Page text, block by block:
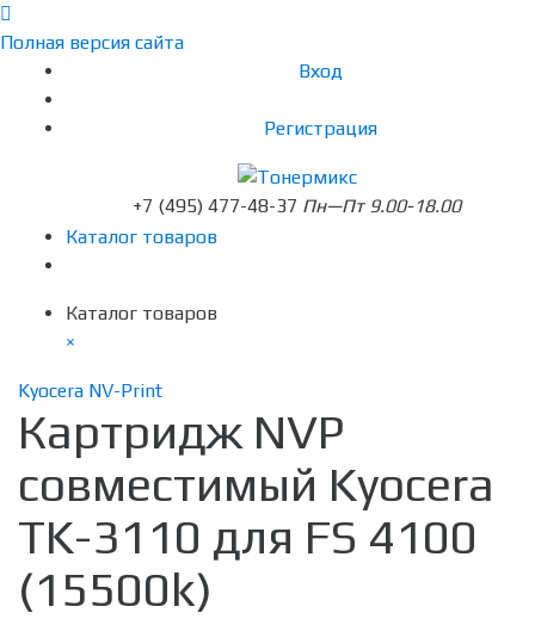
Полная версия сайта
Вход
Регистрация
+7 (495) 477-48-37 Пн—Пт 9.00-18.00
Каталог товаров
Каталог товаров
×
Kyocera NV-Print
Картридж NVP
совместимый Kyocera
TK-3110 для FS 4100
(15500k)